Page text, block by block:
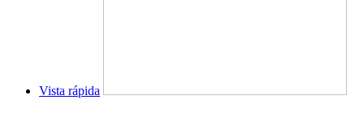
Vista rápida